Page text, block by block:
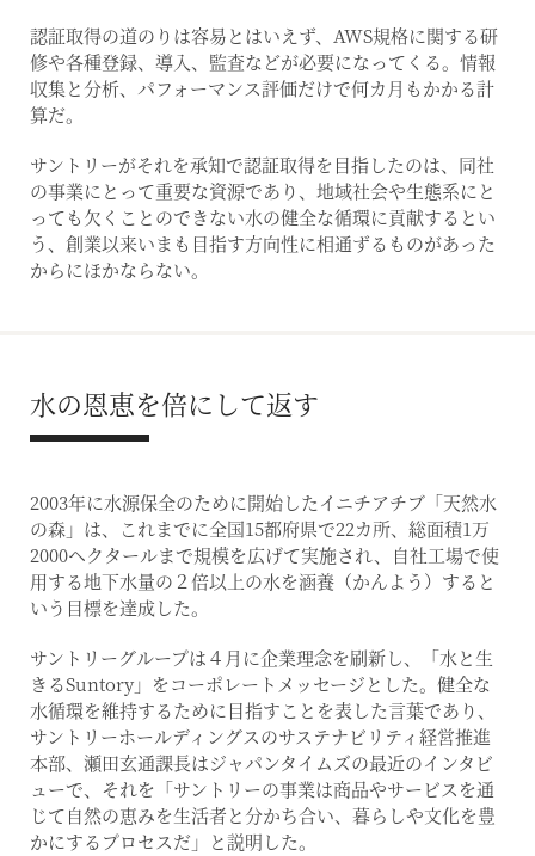
認証取得の道のりは容易とはいえず、AWS規格に関する研
修や各種登録、導入、監査などが必要になってくる。情報
収集と分析、パフォーマンス評価だけで何カ月もかかる計
算だ。
サントリーがそれを承知で認証取得を目指したのは、同社
の事業にとって重要な資源であり、地域社会や生態系にと
っても欠くことのできない水の健全な循環に貢献するとい
う、創業以来いまも目指す方向性に相通ずるものがあった
からにほかならない。
水の恩恵を倍にして返す
2003年に水源保全のために開始したイニチアチブ「天然水
の森」は、これまでに全国15都府県で22カ所、総面積1万
2000ヘクタールまで規模を広げて実施され、自社工場で使
用する地下水量の２倍以上の水を涵養（かんよう）すると
いう目標を達成した。
サントリーグループは４月に企業理念を刷新し、「水と生
きるSuntory」をコーポレートメッセージとした。健全な
水循環を維持するために目指すことを表した言葉であり、
サントリーホールディングスのサステナビリティ経営推進
本部、瀬田玄通課長はジャパンタイムズの最近のインタビ
ューで、それを「サントリーの事業は商品やサービスを通
じて自然の恵みを生活者と分かち合い、暮らしや文化を豊
かにするプロセスだ」と説明した。